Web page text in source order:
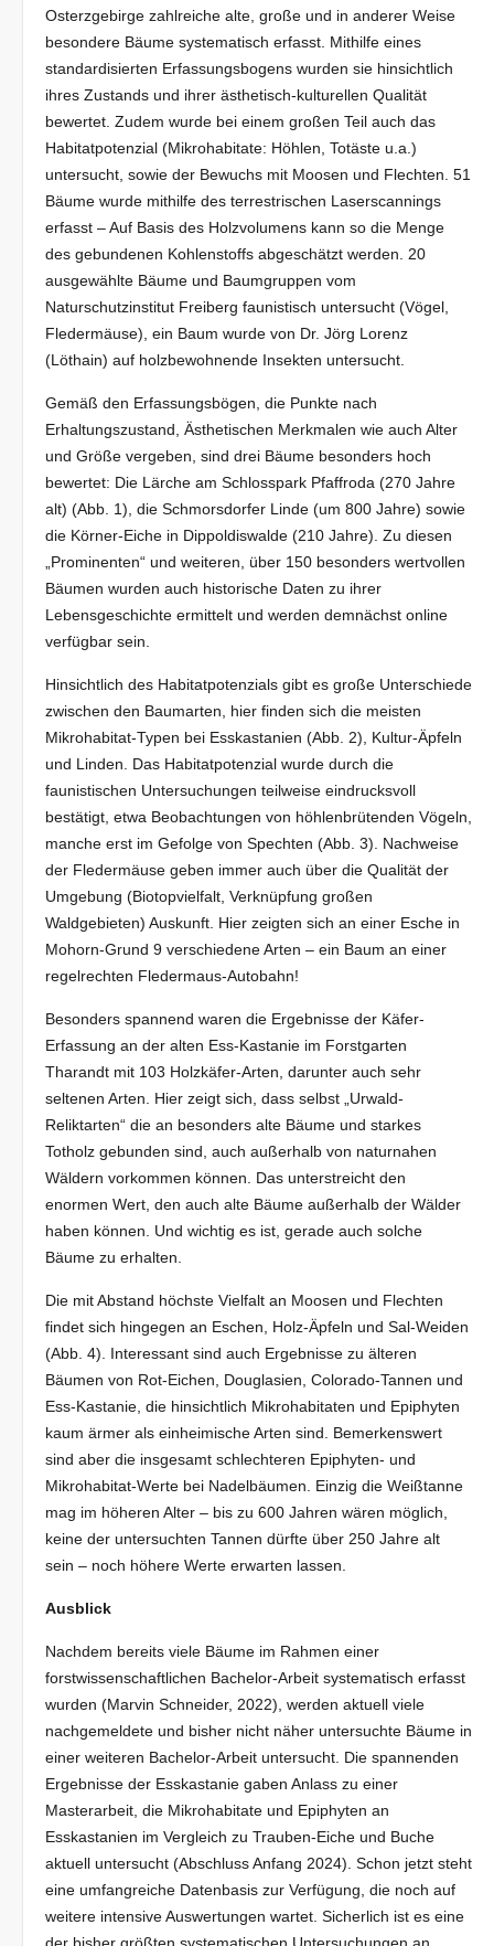
Osterzgebirge zahlreiche alte, große und in anderer Weise
besondere Bäume systematisch erfasst. Mithilfe eines
standardisierten Erfassungsbogens wurden sie hinsichtlich
ihres Zustands und ihrer ästhetisch-kulturellen Qualität
bewertet. Zudem wurde bei einem großen Teil auch das
Habitatpotenzial (Mikrohabitate: Höhlen, Totäste u.a.)
untersucht, sowie der Bewuchs mit Moosen und Flechten. 51
Bäume wurde mithilfe des terrestrischen Laserscannings
erfasst – Auf Basis des Holzvolumens kann so die Menge
des gebundenen Kohlenstoffs abgeschätzt werden. 20
ausgewählte Bäume und Baumgruppen vom
Naturschutzinstitut Freiberg faunistisch untersucht (Vögel,
Fledermäuse), ein Baum wurde von Dr. Jörg Lorenz
(Löthain) auf holzbewohnende Insekten untersucht.
Gemäß den Erfassungsbögen, die Punkte nach
Erhaltungszustand, Ästhetischen Merkmalen wie auch Alter
und Größe vergeben, sind drei Bäume besonders hoch
bewertet: Die Lärche am Schlosspark Pfaffroda (270 Jahre
alt) (Abb. 1), die Schmorsdorfer Linde (um 800 Jahre) sowie
die Körner-Eiche in Dippoldiswalde (210 Jahre). Zu diesen
„Prominenten“ und weiteren, über 150 besonders wertvollen
Bäumen wurden auch historische Daten zu ihrer
Lebensgeschichte ermittelt und werden demnächst online
verfügbar sein.
Hinsichtlich des Habitatpotenzials gibt es große Unterschiede
zwischen den Baumarten, hier finden sich die meisten
Mikrohabitat-Typen bei Esskastanien (Abb. 2), Kultur-Äpfeln
und Linden. Das Habitatpotenzial wurde durch die
faunistischen Untersuchungen teilweise eindrucksvoll
bestätigt, etwa Beobachtungen von höhlenbrütenden Vögeln,
manche erst im Gefolge von Spechten (Abb. 3). Nachweise
der Fledermäuse geben immer auch über die Qualität der
Umgebung (Biotopvielfalt, Verknüpfung großen
Waldgebieten) Auskunft. Hier zeigten sich an einer Esche in
Mohorn-Grund 9 verschiedene Arten – ein Baum an einer
regelrechten Fledermaus-Autobahn!
Besonders spannend waren die Ergebnisse der Käfer-
Erfassung an der alten Ess-Kastanie im Forstgarten
Tharandt mit 103 Holzkäfer-Arten, darunter auch sehr
seltenen Arten. Hier zeigt sich, dass selbst „Urwald-
Reliktarten“ die an besonders alte Bäume und starkes
Totholz gebunden sind, auch außerhalb von naturnahen
Wäldern vorkommen können. Das unterstreicht den
enormen Wert, den auch alte Bäume außerhalb der Wälder
haben können. Und wichtig es ist, gerade auch solche
Bäume zu erhalten.
Die mit Abstand höchste Vielfalt an Moosen und Flechten
findet sich hingegen an Eschen, Holz-Äpfeln und Sal-Weiden
(Abb. 4). Interessant sind auch Ergebnisse zu älteren
Bäumen von Rot-Eichen, Douglasien, Colorado-Tannen und
Ess-Kastanie, die hinsichtlich Mikrohabitaten und Epiphyten
kaum ärmer als einheimische Arten sind. Bemerkenswert
sind aber die insgesamt schlechteren Epiphyten- und
Mikrohabitat-Werte bei Nadelbäumen. Einzig die Weißtanne
mag im höheren Alter – bis zu 600 Jahren wären möglich,
keine der untersuchten Tannen dürfte über 250 Jahre alt
sein – noch höhere Werte erwarten lassen.
Ausblick
Nachdem bereits viele Bäume im Rahmen einer
forstwissenschaftlichen Bachelor-Arbeit systematisch erfasst
wurden (Marvin Schneider, 2022), werden aktuell viele
nachgemeldete und bisher nicht näher untersuchte Bäume in
einer weiteren Bachelor-Arbeit untersucht. Die spannenden
Ergebnisse der Esskastanie gaben Anlass zu einer
Masterarbeit, die Mikrohabitate und Epiphyten an
Esskastanien im Vergleich zu Trauben-Eiche und Buche
aktuell untersucht (Abschluss Anfang 2024). Schon jetzt steht
eine umfangreiche Datenbasis zur Verfügung, die noch auf
weitere intensive Auswertungen wartet. Sicherlich ist es eine